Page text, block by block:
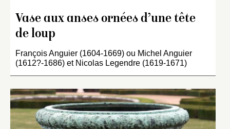
Vase aux anses ornées d’une tête
de loup
François Anguier (1604-1669) ou Michel Anguier
(1612?-1686) et Nicolas Legendre (1619-1671)